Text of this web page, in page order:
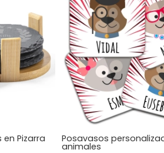
Pizarra Posavasos
animales